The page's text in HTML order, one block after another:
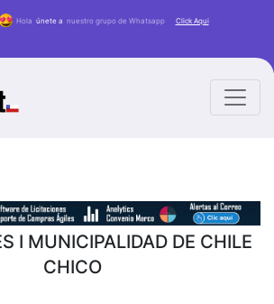
Hola únete a nuestro grupo de Whatsapp Click Aqui
I MUNICIPALIDAD DE CHILE
CHICO